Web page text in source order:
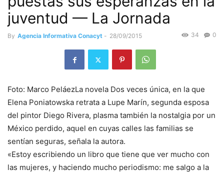
juventud — La Jornada
By Agencia Informativa Conacyt - 28/09/2015 0
34
Foto: Marco PeláezLa novela Dos veces única, en la que
Elena Poniatowska retrata a Lupe Marín, segunda esposa
del pintor Diego Rivera, plasma también la nostalgia por un
México perdido, aquel en cuyas calles las familias se
sentían seguras, señala la autora.
«Estoy escribiendo un libro que tiene que ver mucho con
las mujeres, y haciendo mucho periodismo: me salgo a la